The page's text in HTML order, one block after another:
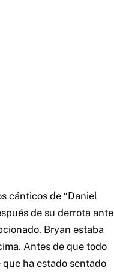
cánticos de “Daniel
de su derrota ante
Bryan estaba
Antes de que todo
que ha estado sentado